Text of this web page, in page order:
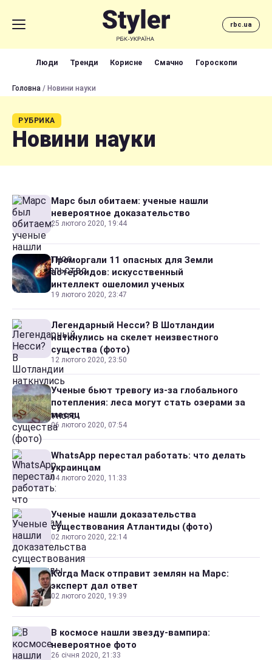
rbc.ua
Люди Тренди Корисне Смачно Гороскопи
Головна / Новини науки
РУБРИКА
Новини науки
Марс был обитаем: ученые нашли
невероятное доказательство
25 лютого 2020, 19:44
Проморгали 11 опасных для Земли
астероидов: искусственный
интеллект ошеломил ученых
19 лютого 2020, 23:47
Легендарный Несси? В Шотландии
наткнулись на скелет неизвестного
существа (фото)
12 лютого 2020, 23:50
Ученые бьют тревогу из-за глобального
потепления: леса могут стать озерами за
месяц
06 лютого 2020, 07:54
WhatsApp перестал работать: что делать
украинцам
04 лютого 2020, 11:33
Ученые нашли доказательства
существования Атлантиды (фото)
02 лютого 2020, 22:14
Когда Маск отправит землян на Марс:
эксперт дал ответ
02 лютого 2020, 19:39
В космосе нашли звезду-вампира:
невероятное фото
26 січня 2020, 21:33